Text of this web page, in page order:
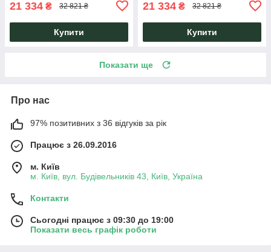
21 334 ₴ 32 821 ₴
Купити
21 334 ₴ 32 821 ₴
Купити
Показати ще
Про нас
97% позитивних з 36 відгуків за рік
Працює з 26.09.2016
м. Київ
м. Київ, вул. Будівельників 43, Київ, Україна
Контакти
Сьогодні працює з 09:30 до 19:00
Показати весь графік роботи